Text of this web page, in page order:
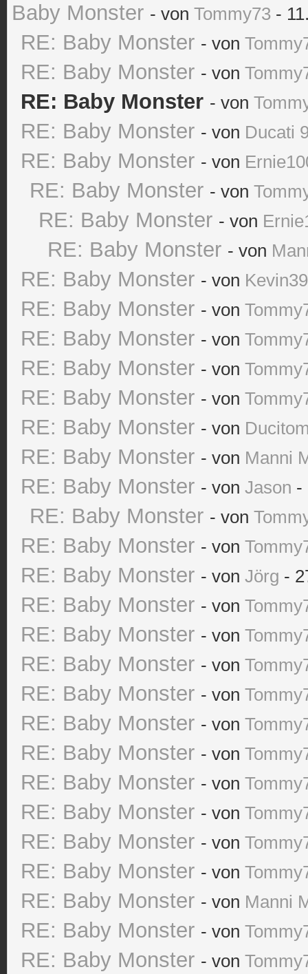
Baby Monster - von Tommy73 -
RE: Baby Monster - von
RE: Baby Monster - von
RE: Baby Monster - von
RE: Baby Monster - von Ducati
RE: Baby Monster - von
RE: Baby Monster - von
RE: Baby Monster - von
RE: Baby Monster - von
RE: Baby Monster - von
RE: Baby Monster - von
RE: Baby Monster - von
RE: Baby Monster - von
RE: Baby Monster - von
RE: Baby Monster - von
RE: Baby Monster - von Manni
RE: Baby Monster - von Jason -
RE: Baby Monster - von
RE: Baby Monster - von
RE: Baby Monster - von Jörg -
RE: Baby Monster - von
RE: Baby Monster - von
RE: Baby Monster - von
RE: Baby Monster - von
RE: Baby Monster - von
RE: Baby Monster - von
RE: Baby Monster - von
RE: Baby Monster - von
RE: Baby Monster - von
RE: Baby Monster - von
RE: Baby Monster - von Manni
RE: Baby Monster - von
RE: Baby Monster - von